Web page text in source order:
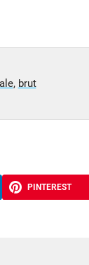
, brut
PINTEREST